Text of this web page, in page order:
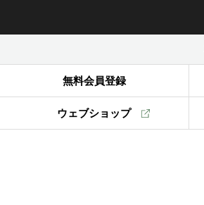
無料会員登録
ウェブショップ